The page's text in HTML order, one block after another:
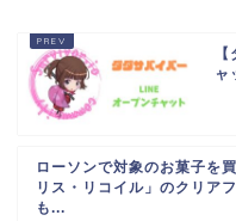
ャ
ローソンで対象のお菓子を
リス・リコイル」のクリア
も...